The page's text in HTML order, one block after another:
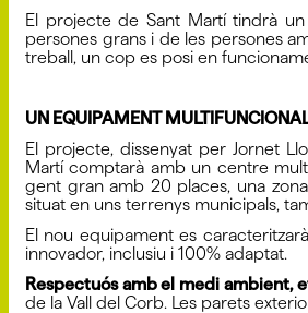
El projecte de Sant Martí tindrà
persones grans i de les persones
treball, un cop es posi en
UN EQUIPAMENT
El projecte, dissenyat per Jornet
Martí comptarà amb un centre
gent gran amb 20 places, una
situat en uns terrenys municipals,
El nou equipament es
innovador, inclusiu i 100% adaptat.
Respectuós amb el medi ambient,
de la Vall del Corb. Les parets